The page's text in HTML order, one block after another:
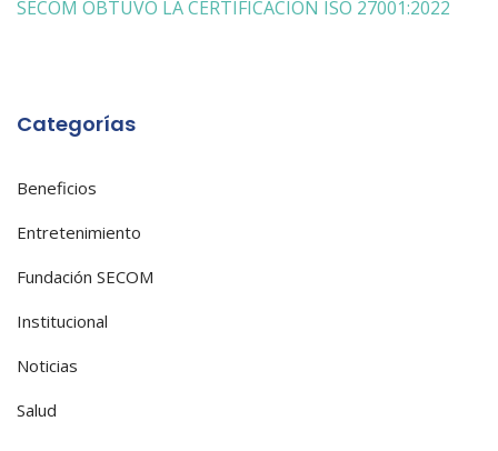
entradas
SECOM OBTUVO LA CERTIFICACIÓN ISO 27001:2022
Categorías
Beneficios
Entretenimiento
Fundación SECOM
Institucional
Noticias
Salud